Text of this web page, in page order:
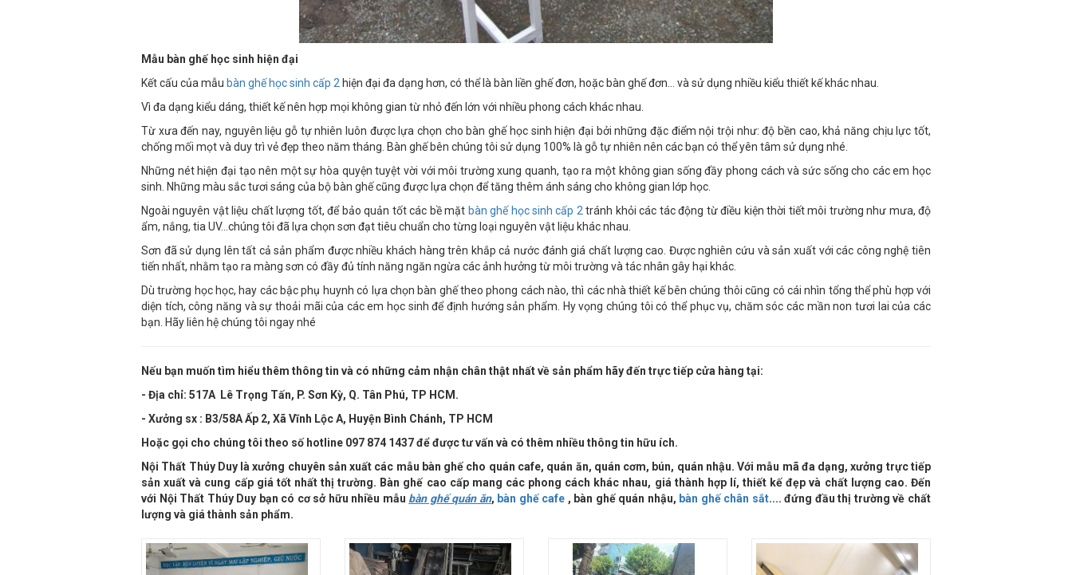
Mẫu bàn ghế học sinh hiện đại
Kết cấu của mẫu bàn ghế học sinh cấp 2 hiện đại đa dạng hơn, có thể là bàn liền ghế đơn, hoặc bàn ghế đơn… và sử dụng nhiều kiểu thiết kế khác nhau.
Vì đa dạng kiểu dáng, thiết kế nên hợp mọi không gian từ nhỏ đến lớn với nhiều phong cách khác nhau.
Từ xưa đến nay, nguyên liệu gỗ tự nhiên luôn được lựa chọn cho bàn ghế học sinh hiện đại bởi những đặc điểm nội trội như: độ bền cao, khả năng chịu lực tốt,
chống mối mọt và duy trì vẻ đẹp theo năm tháng. Bàn ghế bên chúng tôi sử dụng 100% là gỗ tự nhiên nên các bạn có thể yên tâm sử dụng nhé.
Những nét hiện đại tạo nên một sự hòa quyện tuyệt vời với môi trường xung quanh, tạo ra một không gian sống đầy phong cách và sức sống cho các em học
sinh. Những màu sắc tươi sáng của bộ bàn ghế cũng được lựa chọn để tăng thêm ánh sáng cho không gian lớp học.
Ngoài nguyên vật liệu chất lượng tốt, để bảo quản tốt các bề mặt bàn ghế học sinh cấp 2 tránh khỏi các tác động từ điều kiện thời tiết môi trường như mưa, độ
ẩm, nắng, tia UV…chúng tôi đã lựa chọn sơn đạt tiêu chuẩn cho từng loại nguyên vật liệu khác nhau.
Sơn đã sử dụng lên tất cả sản phẩm được nhiều khách hàng trên khắp cả nước đánh giá chất lượng cao. Được nghiên cứu và sản xuất với các công nghệ tiên
tiến nhất, nhằm tạo ra màng sơn có đầy đủ tính năng ngăn ngừa các ảnh hưởng từ môi trường và tác nhân gây hại khác.
Dù trường học học, hay các bậc phụ huynh có lựa chọn bàn ghế theo phong cách nào, thì các nhà thiết kế bên chúng thôi cũng có cái nhìn tổng thể phù hợp với
diện tích, công năng và sự thoải mãi của các em học sinh để định hướng sản phẩm. Hy vọng chúng tôi có thể phục vụ, chăm sóc các mần non tươi lai của các
bạn. Hãy liên hệ chúng tôi ngay nhé
Nếu bạn muốn tìm hiểu thêm thông tin và có những cảm nhận chân thật nhất về sản phẩm hãy đến trực tiếp cửa hàng tại:
- Địa chỉ: 517A Lê Trọng Tấn, P. Sơn Kỳ, Q. Tân Phú, TP HCM.
- Xưởng sx : B3/58A Ấp 2, Xã Vĩnh Lộc A, Huyện Bình Chánh, TP HCM
Hoặc gọi cho chúng tôi theo số hotline 097 874 1437 để được tư vấn và có thêm nhiều thông tin hữu ích.
Nội Thất Thúy Duy là xưởng chuyên sản xuất các mẫu bàn ghế cho quán cafe, quán ăn, quán cơm, bún, quán nhậu. Với mẫu mã đa dạng, xưởng trực tiếp
sản xuất và cung cấp giá tốt nhất thị trường. Bàn ghế cao cấp mang các phong cách khác nhau, giá thành hợp lí, thiết kế đẹp và chất lượng cao. Đến
với Nội Thất Thúy Duy bạn có cơ sở hữu nhiều mẫu bàn ghế quán ăn, bàn ghế cafe , bàn ghế quán nhậu, bàn ghế chân sắt.... đứng đầu thị trường về chất
lượng và giá thành sản phẩm.